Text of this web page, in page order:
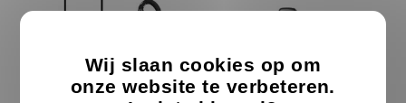
Wij slaan cookies op om
onze website te verbeteren.